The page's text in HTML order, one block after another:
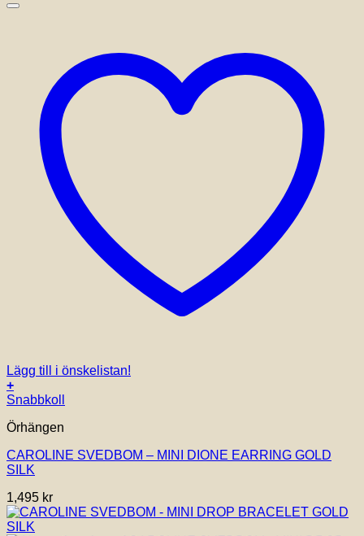
Lägg till i önskelistan!
+
Snabbkoll
Örhängen
CAROLINE SVEDBOM – MINI DIONE EARRING GOLD
SILK
1,495 kr